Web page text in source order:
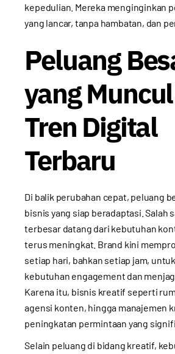
kepedulian. Mereka menginginkan
yang lancar, tanpa hambatan, dan
Peluang
yang
Tren Digital
Terbaru
Di balik perubahan cepat, peluang
bisnis yang siap beradaptasi. Salah
terbesar datang dari kebutuhan
terus meningkat. Brand kini
setiap hari, bahkan setiap jam,
kebutuhan engagement dan
Karena itu, bisnis kreatif seperti
agensi konten, hingga manajemen
peningkatan permintaan yang
Selain peluang di bidang kreatif,